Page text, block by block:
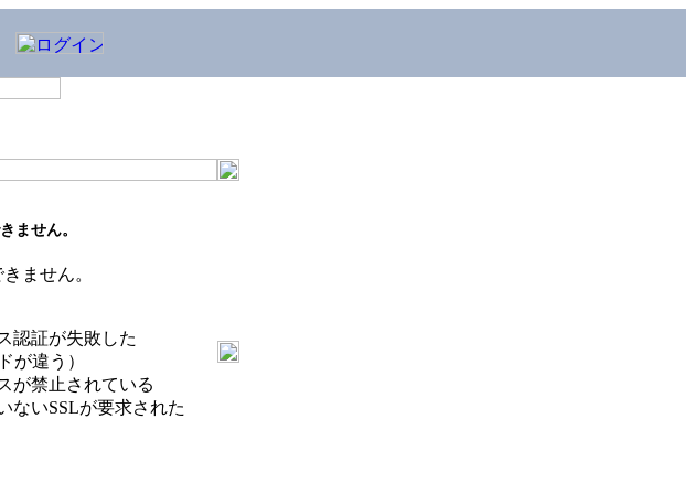
ません。
ません。
認証が失敗した
が違う）
が禁止されている
ないSSLが要求された